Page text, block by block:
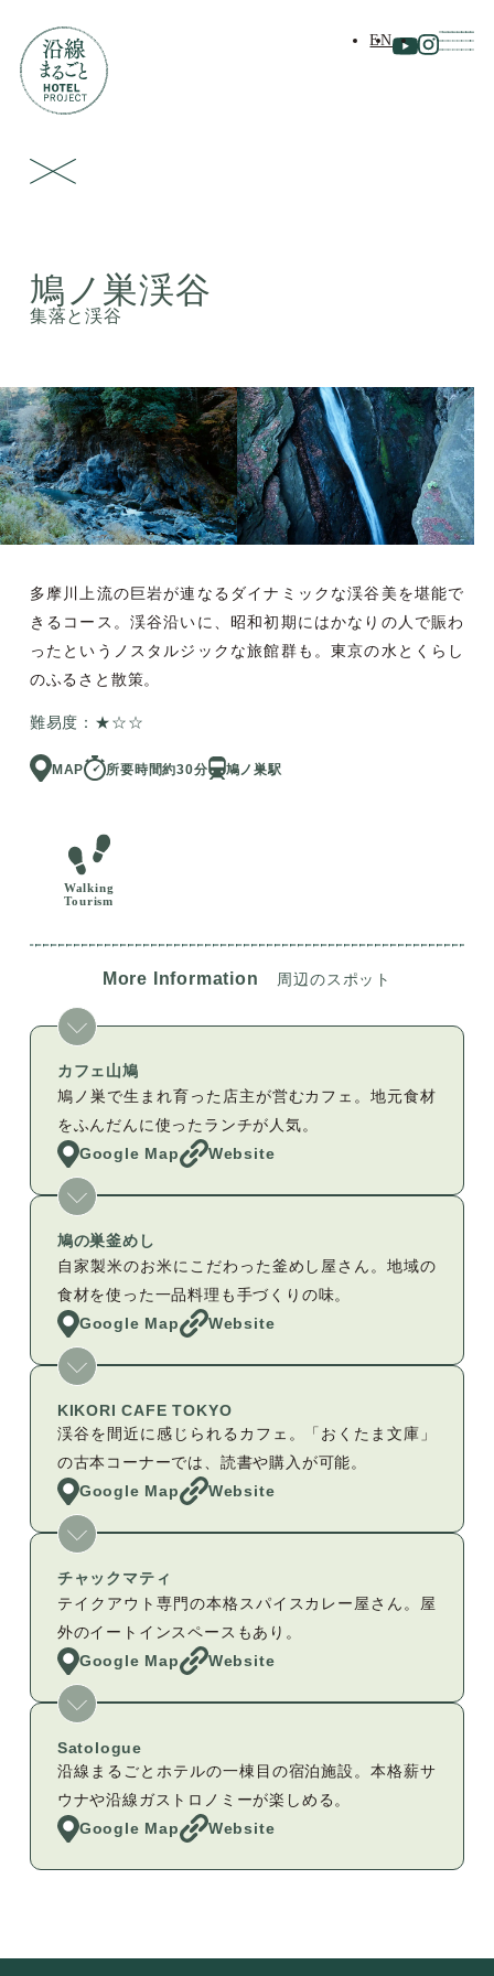
EN
鳩ノ巣渓谷
集落と渓谷
多摩川上流の巨岩が連なるダイナミックな渓谷美を堪能で
きるコース。渓谷沿いに、昭和初期にはかなりの人で賑わ
ったというノスタルジックな旅館群も。東京の水とくらし
のふるさと散策。
難易度：★☆☆
MAP 所要時間約30分 鳩ノ巣駅
Walking
Tourism
More Information 周辺のスポット
カフェ山鳩
鳩ノ巣で生まれ育った店主が営むカフェ。地元食材
をふんだんに使ったランチが人気。
Google Map
Website
鳩の巣釜めし
自家製米のお米にこだわった釜めし屋さん。地域の
食材を使った一品料理も手づくりの味。
Google Map
Website
KIKORI CAFE TOKYO
渓谷を間近に感じられるカフェ。「おくたま文庫」
の古本コーナーでは、読書や購入が可能。
Google Map
Website
チャックマティ
テイクアウト専門の本格スパイスカレー屋さん。屋
外のイートインスペースもあり。
Google Map
Website
Satologue
沿線まるごとホテルの一棟目の宿泊施設。本格薪サ
ウナや沿線ガストロノミーが楽しめる。
Google Map
Website